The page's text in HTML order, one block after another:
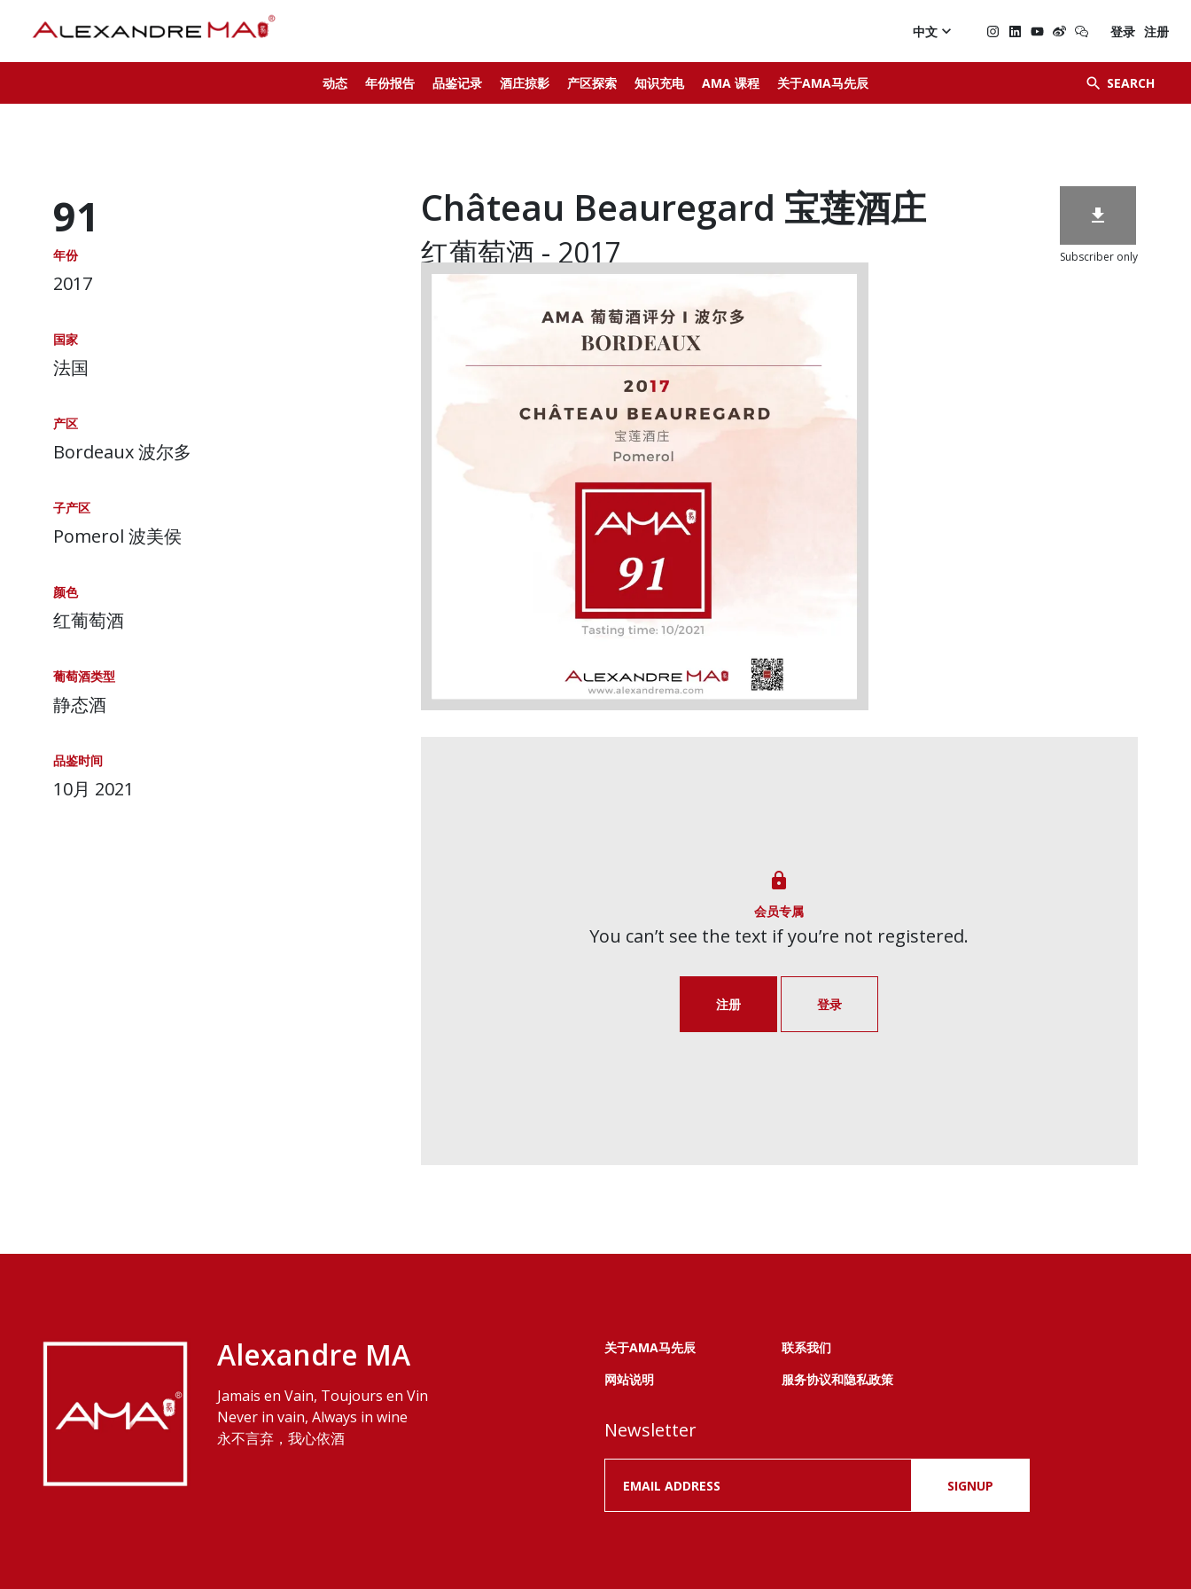
动态 年份报告 品鉴记录 酒庄掠影 产区探索 知识充电 AMA 课程 关于AMA马先辰  SEARCH

中文  登录 注册
91
年份
2017
国家
法国
产区
Bordeaux 波尔多
子产区
Pomerol 波美侯
颜色
红葡萄酒
葡萄酒类型
静态酒
品鉴时间
10月 2021
Château Beauregard 宝莲酒庄
红葡萄酒 - 2017

Subscriber only

会员专属
You can’t see the text if you’re not registered.
注册 登录
Alexandre MA
Jamais en Vain, Toujours en Vin
Never in vain, Always in wine
永不言弃，我心依酒
关于AMA马先辰
联系我们
网站说明
服务协议和隐私政策
Newsletter
SIGNUP